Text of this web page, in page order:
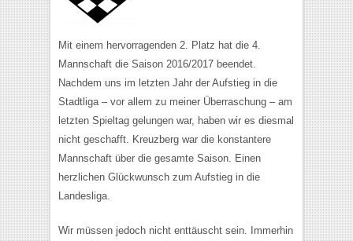
Mit einem hervorragenden 2. Platz hat die 4.
Mannschaft die Saison 2016/2017 beendet.
Nachdem uns im letzten Jahr der Aufstieg in die
Stadtliga – vor allem zu meiner Überraschung – am
letzten Spieltag gelungen war, haben wir es diesmal
nicht geschafft. Kreuzberg war die konstantere
Mannschaft über die gesamte Saison. Einen
herzlichen Glückwunsch zum Aufstieg in die
Landesliga.
Wir müssen jedoch nicht enttäuscht sein. Immerhin